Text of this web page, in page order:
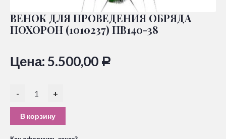
ВЕНОК ДЛЯ ПРОВЕДЕНИЯ ОБРЯДА
ПОХОРОН (1010237) ПВ140-38
Цена: 5.500,00 Р
- +
В корзину